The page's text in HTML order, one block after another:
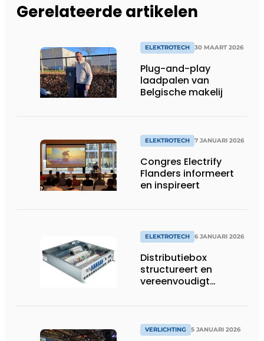
Gerelateerde artikelen
ELEKTROTECH 30 MAART 2026
Plug-and-play
laadpalen van
Belgische makelij
ELEKTROTECH 7 JANUARI 2026
Congres Electrify
Flanders informeert
en inspireert
ELEKTROTECH 6 JANUARI 2026
Distributiebox
structureert en
vereenvoudigt
VERLICHTING 5 JANUARI 2026